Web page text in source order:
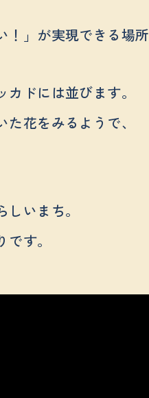
」 が実現できる場所
カドには並びます。
た花をみるようで、
いまち。
す。